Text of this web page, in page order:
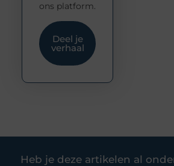
ons platform.
Deel je
verhaal
Heb je deze artikelen al